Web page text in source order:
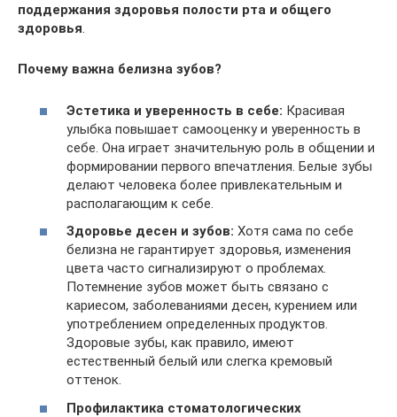
поддержания здоровья полости рта и общего
здоровья.
Почему важна белизна зубов?
Эстетика и уверенность в себе: Красивая
улыбка повышает самооценку и уверенность в
себе. Она играет значительную роль в общении и
формировании первого впечатления. Белые зубы
делают человека более привлекательным и
располагающим к себе.
Здоровье десен и зубов: Хотя сама по себе
белизна не гарантирует здоровья, изменения
цвета часто сигнализируют о проблемах.
Потемнение зубов может быть связано с
кариесом, заболеваниями десен, курением или
употреблением определенных продуктов.
Здоровые зубы, как правило, имеют
естественный белый или слегка кремовый
оттенок.
Профилактика стоматологических